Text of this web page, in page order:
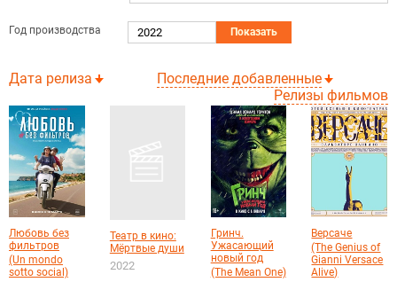
Год производства Показать
Дата релиза
Последние добавленные
Релизы фильмов
Любовь без
фильтров
(Un mondo
sotto social)
Театр в кино:
Мёртвые души
2022
Гринч.
Ужасающий
новый год
(The Mean One)
Версаче
(The Genius of
Gianni Versace
Alive)